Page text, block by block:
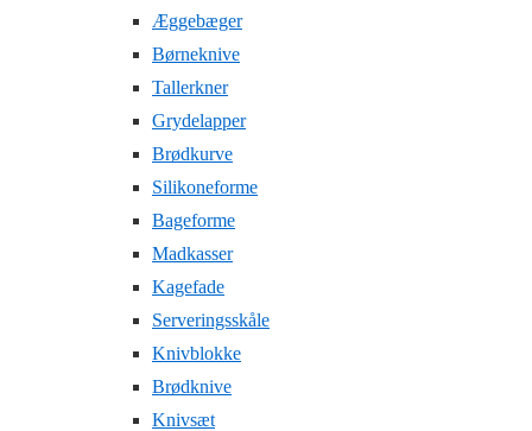
Æggebæger
Børneknive
Tallerkner
Grydelapper
Brødkurve
Silikoneforme
Bageforme
Madkasser
Kagefade
Serveringsskåle
Knivblokke
Brødknive
Knivsæt